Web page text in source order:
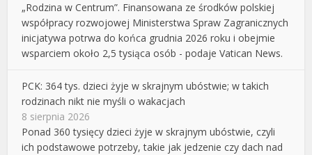
„Rodzina w Centrum”. Finansowana ze środków polskiej
współpracy rozwojowej Ministerstwa Spraw Zagranicznych
inicjatywa potrwa do końca grudnia 2026 roku i obejmie
wsparciem około 2,5 tysiąca osób - podaje Vatican News.
PCK: 364 tys. dzieci żyje w skrajnym ubóstwie; w takich
rodzinach nikt nie myśli o wakacjach
8 sierpnia 2026
Ponad 360 tysięcy dzieci żyje w skrajnym ubóstwie, czyli
ich podstawowe potrzeby, takie jak jedzenie czy dach nad